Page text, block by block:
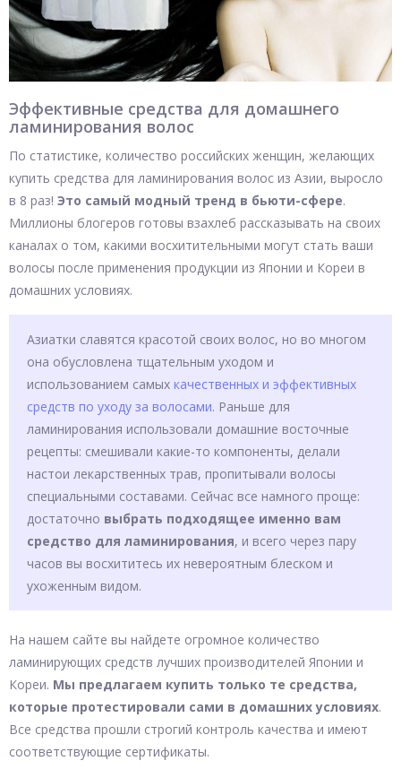
Эффективные средства для домашнего
ламинирования волос
По статистике, количество российских женщин, желающих
купить средства для ламинирования волос из Азии, выросло
в 8 раз! Это самый модный тренд в бьюти-сфере.
Миллионы блогеров готовы взахлеб рассказывать на своих
каналах о том, какими восхитительными могут стать ваши
волосы после применения продукции из Японии и Кореи в
домашних условиях.
Азиатки славятся красотой своих волос, но во многом
она обусловлена тщательным уходом и
использованием самых качественных и эффективных
средств по уходу за волосами. Раньше для
ламинирования использовали домашние восточные
рецепты: смешивали какие-то компоненты, делали
настои лекарственных трав, пропитывали волосы
специальными составами. Сейчас все намного проще:
достаточно выбрать подходящее именно вам
средство для ламинирования, и всего через пару
часов вы восхититесь их невероятным блеском и
ухоженным видом.
На нашем сайте вы найдете огромное количество
ламинирующих средств лучших производителей Японии и
Кореи. Мы предлагаем купить только те средства,
которые протестировали сами в домашних условиях.
Все средства прошли строгий контроль качества и имеют
соответствующие сертификаты.